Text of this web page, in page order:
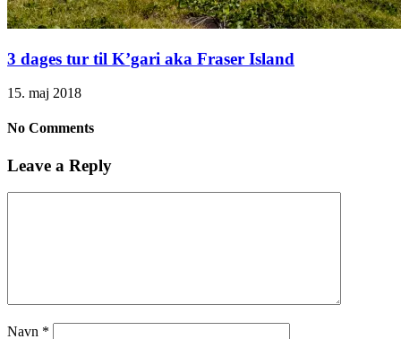
3 dages tur til K’gari aka Fraser Island
15. maj 2018
No Comments
Leave a Reply
Navn *